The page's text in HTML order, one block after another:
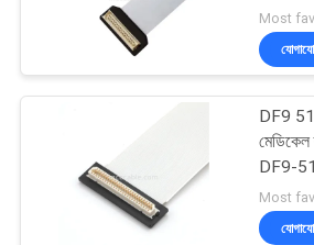
গুণমান
এলভিডিএস কেবল
মহিলা
DF9 51
মেডিকেল
DF9-
পিন